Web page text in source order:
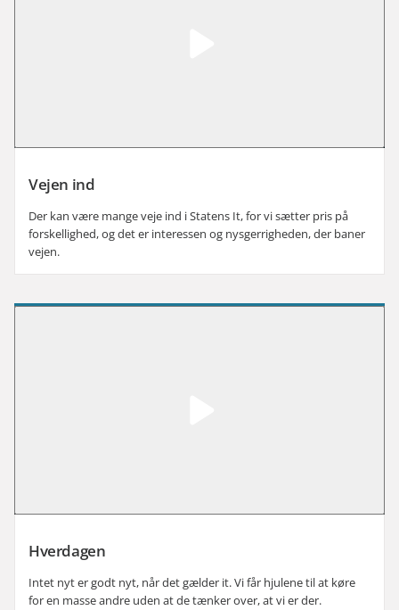
Vejen ind
Der kan være mange veje ind i Statens It, for vi sætter pris på
forskellighed, og det er interessen og nysgerrigheden, der baner
vejen.
Hverdagen
Intet nyt er godt nyt, når det gælder it. Vi får hjulene til at køre
for en masse andre uden at de tænker over, at vi er der.